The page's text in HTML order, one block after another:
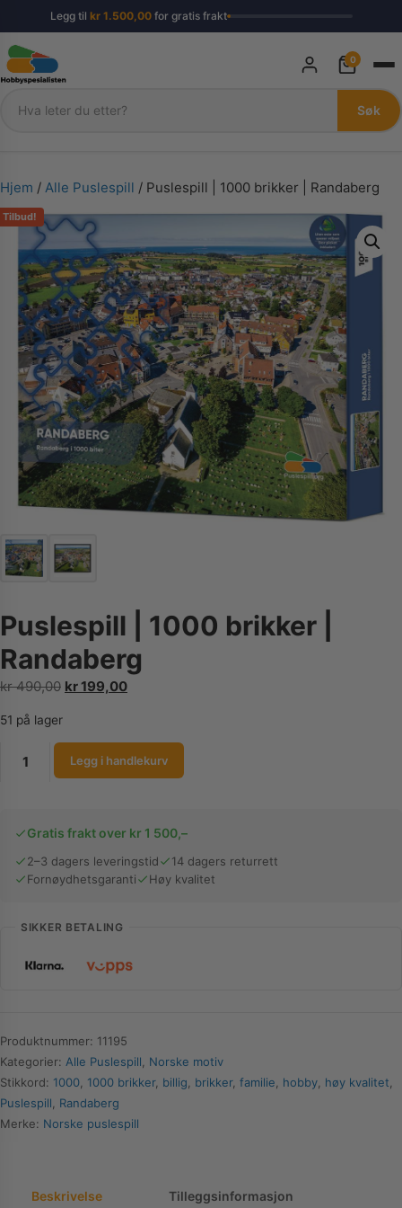
Legg til kr1.500,00for gratis frakt
Søk
Søk
0
Hjem / Alle Puslespill / Puslespill | 1000 brikker | Randaberg
Tilbud!
Puslespill | 1000 brikker |
Randaberg
kr490,00 Opprinnelig
kr 199,00Nåværende
kr 199,00.
51 på lager
Puslespill
Randaberg
antall
Legg i handlekurv
Gratis frakt over kr 1 500,–
2–3 dagers leveringstid
14 dagers returrett
Fornøydhetsgaranti
Høy kvalitet
SIKKER BETALING
Produktnummer: 11195
Kategorier: Alle Puslespill, Norske motiv
Stikkord: 1000, 1000 brikker, billig, brikker, familie, hobby, høy kvalitet,
Puslespill, Randaberg
Merke: Norske puslespill
Beskrivelse Tilleggsinformasjon